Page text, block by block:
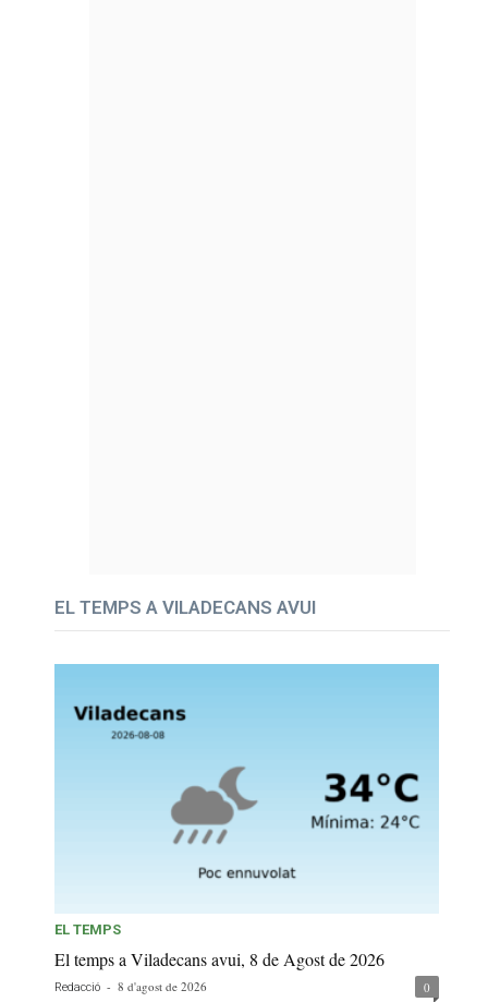
EL TEMPS A VILADECANS AVUI
EL TEMPS
El temps a Viladecans avui, 8 de Agost de 2026
Redacció - 8 d'agost de 2026 0